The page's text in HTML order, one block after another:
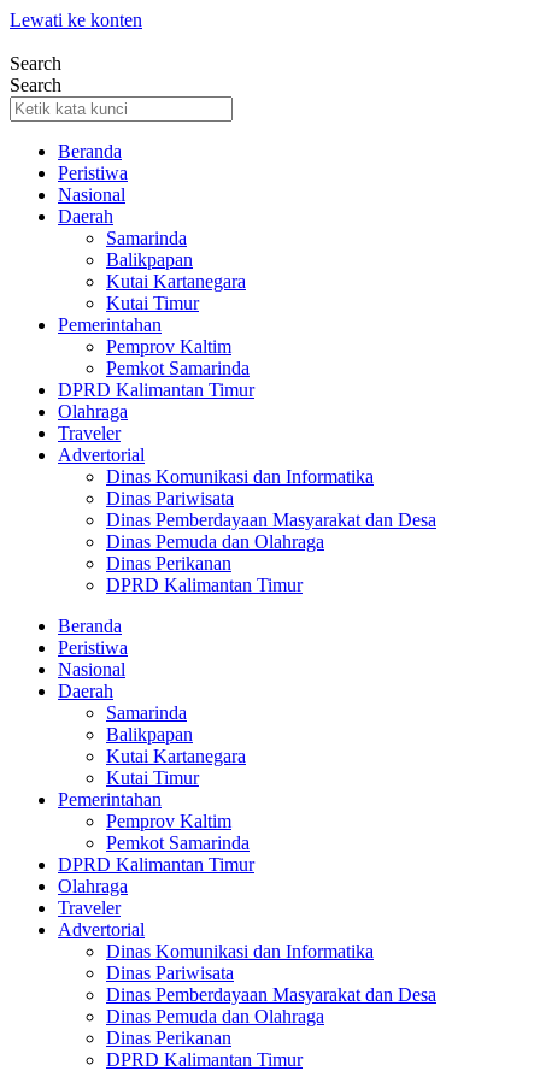
Lewati ke konten
Search
Search
Beranda
Peristiwa
Nasional
Daerah
Samarinda
Balikpapan
Kutai Kartanegara
Kutai Timur
Pemerintahan
Pemprov Kaltim
Pemkot Samarinda
DPRD Kalimantan Timur
Olahraga
Traveler
Advertorial
Dinas Komunikasi dan Informatika
Dinas Pariwisata
Dinas Pemberdayaan Masyarakat dan Desa
Dinas Pemuda dan Olahraga
Dinas Perikanan
DPRD Kalimantan Timur
Beranda
Peristiwa
Nasional
Daerah
Samarinda
Balikpapan
Kutai Kartanegara
Kutai Timur
Pemerintahan
Pemprov Kaltim
Pemkot Samarinda
DPRD Kalimantan Timur
Olahraga
Traveler
Advertorial
Dinas Komunikasi dan Informatika
Dinas Pariwisata
Dinas Pemberdayaan Masyarakat dan Desa
Dinas Pemuda dan Olahraga
Dinas Perikanan
DPRD Kalimantan Timur